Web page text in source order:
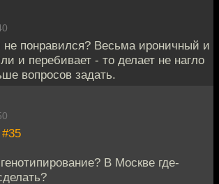
понравился? Весьма ироничный и
и перебивает - то делает не нагло
вопросов задать.
#35
В Москве где-